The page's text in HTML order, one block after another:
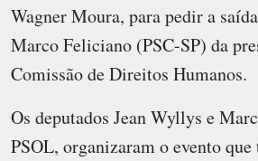
Wagner Moura, para pedir a
Marco Feliciano (PSC-SP) da
Comissão de Direitos Humanos.
Os deputados Jean Wyllys e
PSOL, organizaram o evento que